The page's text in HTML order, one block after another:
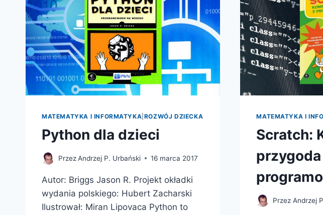
MATEMATYKA I INFORMATYKA ROZWÓJ DZIECKA
Python dla dzieci
PrzezAndrzej P. Urbański 16 marca 2017
Autor: Briggs Jason R. Projekt okładki
wydania polskiego: Hubert Zacharski
Ilustrował: Miran Lipovaca Python to
MATEMATYKA I
Scratch:
Przez Andrzej